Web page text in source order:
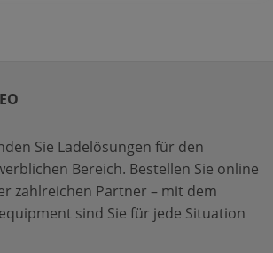
Sie Ladelösungen für den
Bereich. Bestellen Sie online
zahlreichen Partner – mit dem
sind Sie für jede Situation